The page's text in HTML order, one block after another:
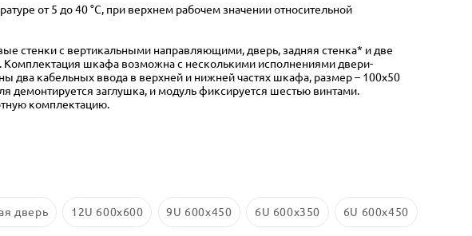
от 5 до 40 °С, при верхнем рабочем значении относительной
стенки с вертикальными направляющими, дверь, задняя стенка* и две
шкафа возможна с несколькими исполнениями двери-
кабельных ввода в верхней и нижней частях шкафа, размер – 100х50
заглушка, и модуль фиксируется шестью винтами.
комплектацию.
дверь 12U 600x600 9U 600x450 6U 600x350 6U 600x450